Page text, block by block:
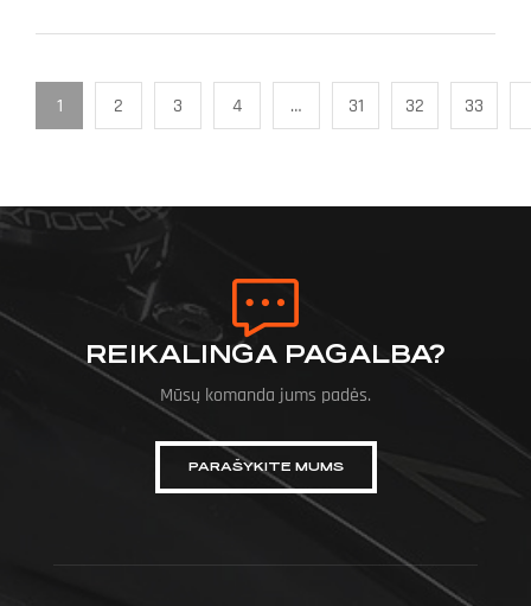
1 2 3 4 … 31 32 33
REIKALINGA PAGALBA?
Mūsų komanda jums padės.
PARAŠYKITE MUMS